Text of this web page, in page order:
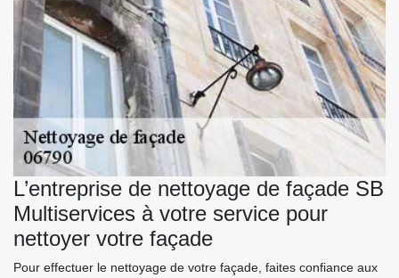
L’entreprise de nettoyage de façade SB
Multiservices à votre service pour
nettoyer votre façade
Pour effectuer le nettoyage de votre façade, faites confiance aux